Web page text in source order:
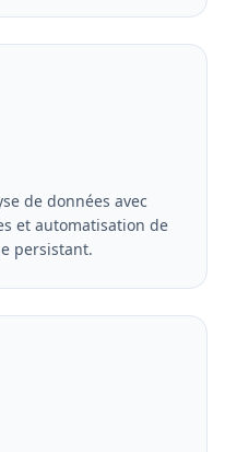
de données avec
et automatisation de
persistant.